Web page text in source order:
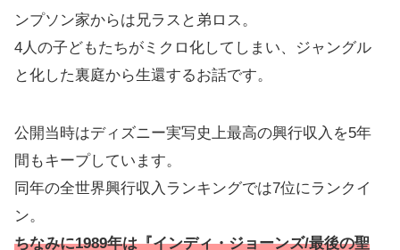
ンプソン家からは兄ラスと弟ロス。
4人の子どもたちがミクロ化してしまい、ジャングル
と化した裏庭から生還するお話です。
公開当時はディズニー実写史上最高の興行収入を5年
間もキープしています。
同年の全世界興行収入ランキングでは7位にランクイ
ン。
ちなみに1989年は『インディ・ジョーンズ/最後の聖